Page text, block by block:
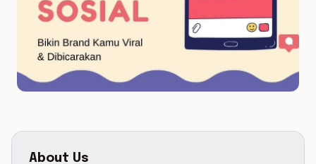
About Us